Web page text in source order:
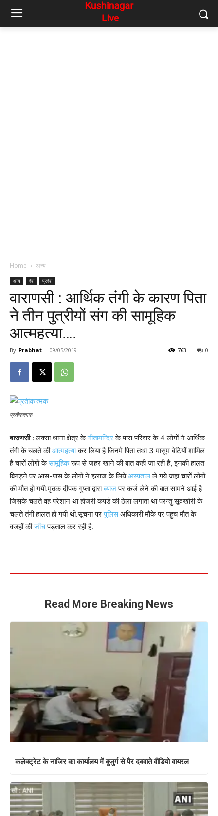
Home अन्य
अन्य देश प्रदेश
वाराणसी : आर्थिक तंगी के कारण पिता
ने तीन पुत्रीयों संग की सामूहिक
आत्महत्या….
By Prabhat - 09/05/2019 0
763
प्रतीकात्मक
वाराणसी: लक्सा थाना क्षेत्र केगीतामन्दिरके पास परिवार के 4 लोगों ने आर्थिक
तंगी के चलते कीआत्महत्याकर लिया है जिनमे पिता तथा 3 मासूम बेटियों शामिल
है चारों लोगों केसामूहिकरूप से जहर खाने की बात कही जा रही है, इनकी हालत
बिगड़ने पर आस-पास के लोगों ने इलाज के लियेअस्पतालले गये जहा चारों लोगों
की मौत हो गयी.मृतक दीपक गुप्ता द्वाराब्याजपर कर्ज लेने की बात सामने आई है
जिसके चलते वह परेशान था होजरी कपडे की ठेला लगाता था परन्तु सूदखोरी के
चलते तंगी हालत हो गयी थी.सूचना परपुलिसअधिकारी मौके पर पहुच मौत के
वजहों कीजाँचपड़ताल कर रही है.
Read More Breaking News
कलेक्ट्रेट के नाजिर का कार्यालय में बुजुर्ग से पैर दबवाते वीडियो वायरल